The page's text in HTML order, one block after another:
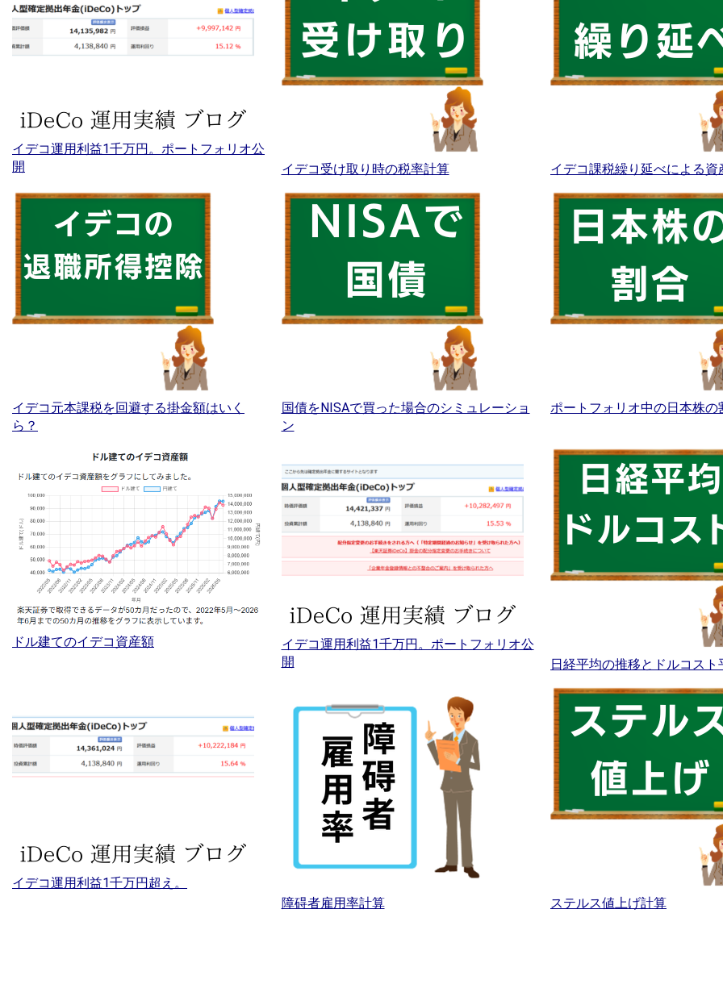
イデコ運用利益1千万円。ポートフォリオ公
開
イデコ受け取り時の税率計算 イデコ課税繰り延べによる資
イデコ元本課税を回避する掛金額はいく
ら？
国債をNISAで買った場合のシミュレーショ
ン
ポートフォリオ中の日本株の
ドル建てのイデコ資産額
イデコ運用利益1千万円。ポートフォリオ公
開
日経平均の推移とドルコスト
イデコ運用利益1千万円超え。
障碍者雇用率計算
ステルス値上げ計算